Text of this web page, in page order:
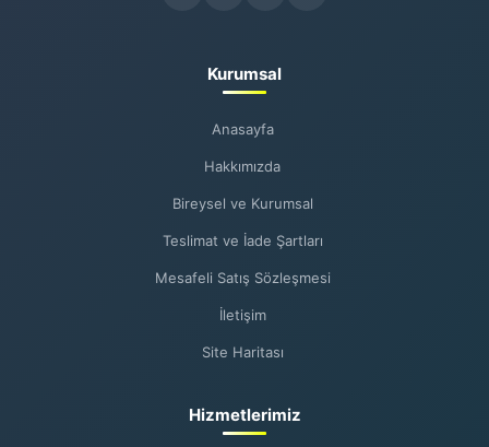
Kurumsal
Anasayfa
Hakkımızda
Bireysel ve Kurumsal
Teslimat ve İade Şartları
Mesafeli Satış Sözleşmesi
İletişim
Site Haritası
Hizmetlerimiz